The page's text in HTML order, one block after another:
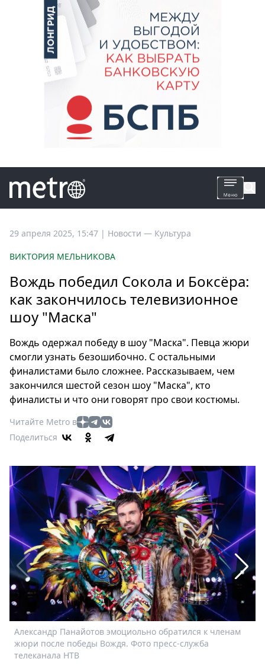
Все
Россия
Мир
Здоровье
Туризм
Мода
Театр
Кино
Афиша
Книги
Пресс-
релизы
О
Metro
Стримы
Спецпроекты
Звезды
Выборы
2026
Скачай
Metro
29 апреля 2025, 15:47 | Новости — Культура
ВИКТОРИЯ МЕЛЬНИКОВА
Вождь победил Сокола и Боксёра:
как закончилось телевизионное
шоу "Маска"
Вождь одержал победу в шоу "Маска". Певца жюри
смогли узнать безошибочно. С остальными
финалистами было сложнее. Рассказываем, чем
закончился шестой сезон шоу "Маска", кто
финалисты и что они говорят про свои костюмы.
Читайте Metro в
Поделиться
Александр Панайотов эмоциольно обратился к членам
жюри после победы Вождя. Фото пресс-служба
телеканала НТВ